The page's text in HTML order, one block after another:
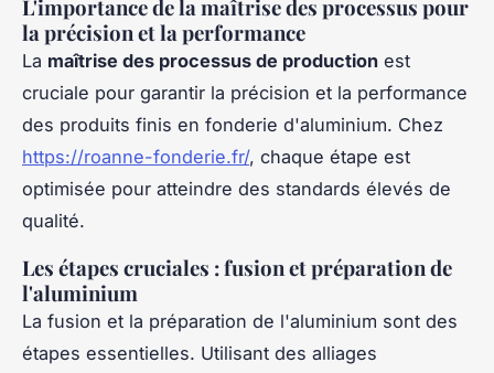
L'importance de la maîtrise des processus pour
la précision et la performance
La maîtrise des processus de production est
cruciale pour garantir la précision et la performance
des produits finis en fonderie d'aluminium. Chez
https://roanne-fonderie.fr/, chaque étape est
optimisée pour atteindre des standards élevés de
qualité.
Les étapes cruciales : fusion et préparation de
l'aluminium
La fusion et la préparation de l'aluminium sont des
étapes essentielles. Utilisant des alliages